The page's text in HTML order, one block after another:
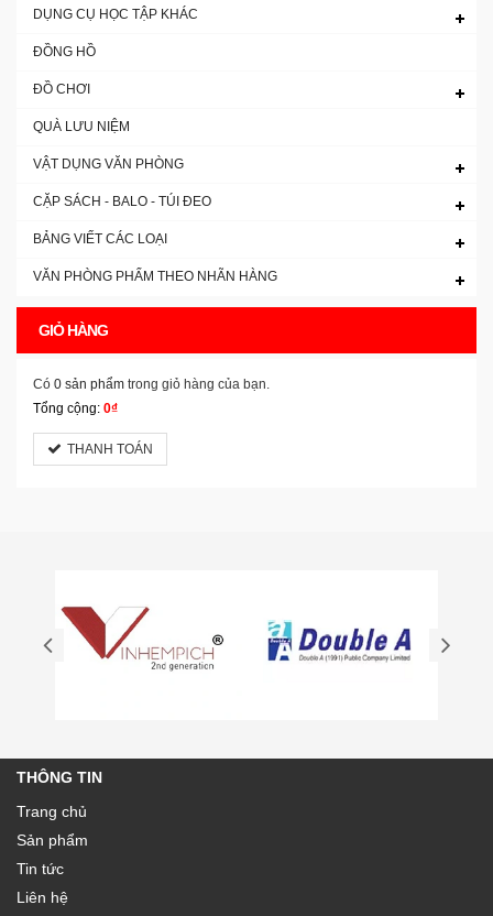
DỤNG CỤ HỌC TẬP KHÁC
ĐỒNG HỒ
ĐỒ CHƠI
QUÀ LƯU NIỆM
VẬT DỤNG VĂN PHÒNG
CẶP SÁCH - BALO - TÚI ĐEO
BẢNG VIẾT CÁC LOẠI
VĂN PHÒNG PHẨM THEO NHÃN HÀNG
GIỎ HÀNG
Có 0 sản phẩm trong giỏ hàng của bạn.
Tổng cộng: 0₫
THANH TOÁN
THÔNG TIN
Trang chủ
Sản phẩm
Tin tức
Liên hệ